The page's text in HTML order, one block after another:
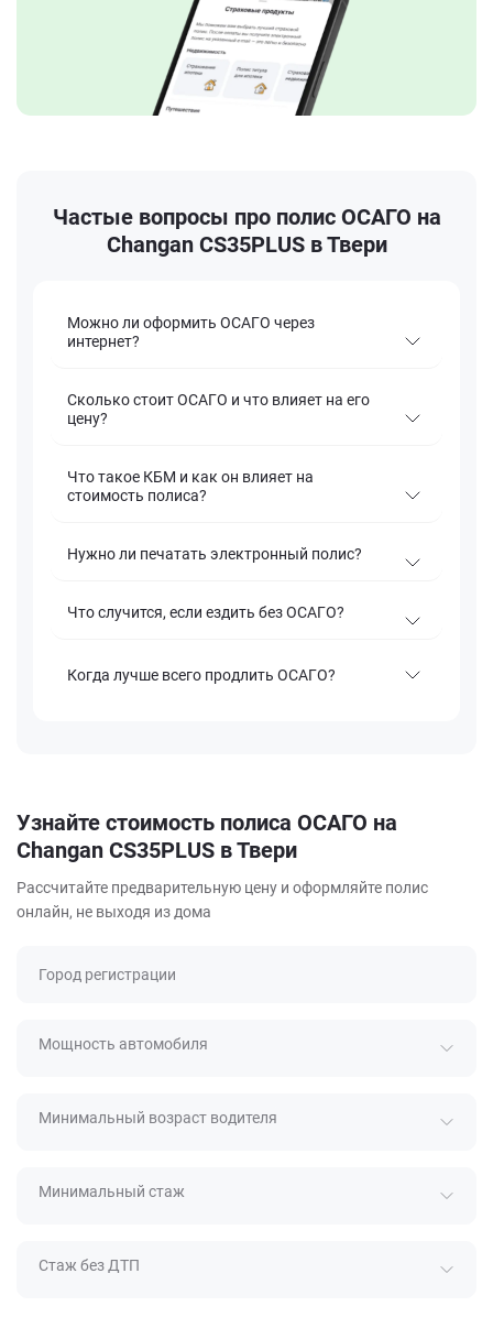
Частые вопросы про полис ОСАГО на
Changan CS35PLUS в Твери
Можно ли оформить ОСАГО через
интернет?
Сколько стоит ОСАГО и что влияет на его
цену?
Что такое КБМ и как он влияет на
стоимость полиса?
Нужно ли печатать электронный полис?
Что случится, если ездить без ОСАГО?
Когда лучше всего продлить ОСАГО?
Узнайте стоимость полиса ОСАГО на
Changan CS35PLUS в Твери
Рассчитайте предварительную цену и оформляйте полис
онлайн, не выходя из дома
Город регистрации
Мощность автомобиля
Минимальный возраст водителя
Минимальный стаж
Стаж без ДТП